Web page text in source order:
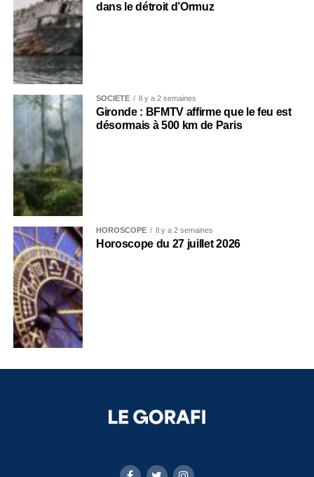
dans le détroit d’Ormuz
SOCIÉTÉ Il y a 2 semaines
Gironde : BFMTV affirme que le feu est
désormais à 500 km de Paris
HOROSCOPE Il y a 2 semaines
Horoscope du 27 juillet 2026